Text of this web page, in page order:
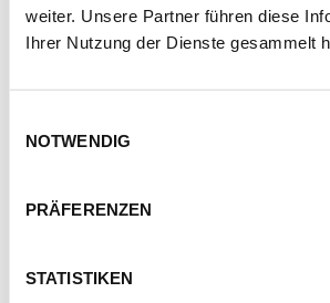
weiter. Unsere Partner führen diese
Ihrer Nutzung der Dienste gesammelt
NOTWENDIG
PRÄFERENZEN
STATISTIKEN